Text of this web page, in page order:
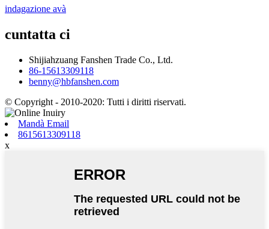
indagazione avà
cuntatta ci
Shijiahzuang Fanshen Trade Co., Ltd.
86-15613309118
benny@hbfanshen.com
© Copyright - 2010-2020: Tutti i diritti riservati.
Mandà Email
8615613309118
x